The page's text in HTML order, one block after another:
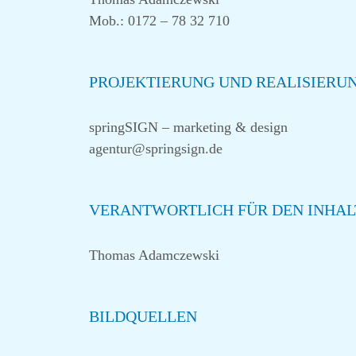
Mob.: 0172 – 78 32 710
PROJEKTIERUNG UND
springSIGN – marketing & design
agentur@springsign.de
VERANTWORTLICH FÜR DEN
Thomas Adamczewski
BILDQUELLEN